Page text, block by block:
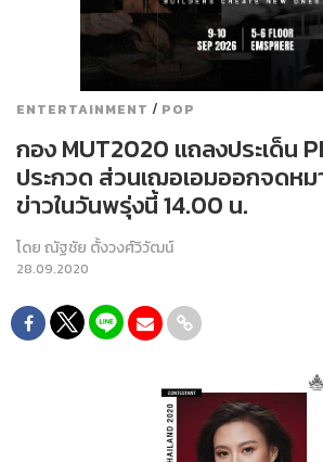
ENTERTAINMENT / POP
กอง MUT2020 แถลงประเด็น
ประกวด ส่วนเฌอเอมออกจดห
ข่าวในวันพรุ่งนี้ 14.00 น.
โดยณัฐชัย ตั้งวงศ์วิวัฒน์
28.09.2020